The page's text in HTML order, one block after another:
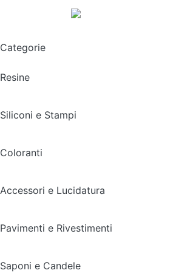
Categorie
Resine
Siliconi e Stampi
Coloranti
Accessori e Lucidatura
Pavimenti e Rivestimenti
Saponi e Candele